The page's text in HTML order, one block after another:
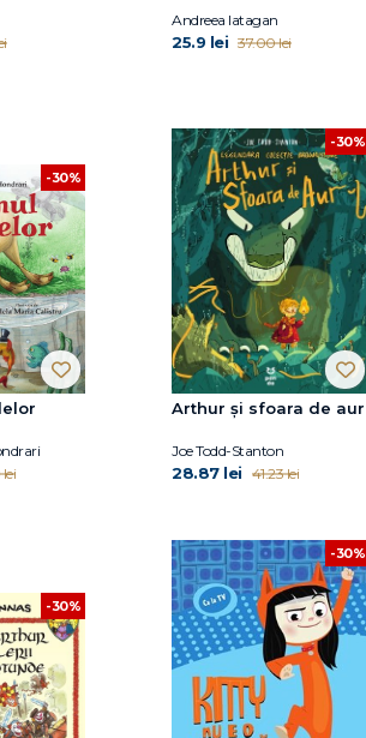
Andreea Iatagan
25.9 lei 37.00 lei
-30%
lei
-30%
Arthur și sfoara de aur
Joe Todd-Stanton
28.87 lei 41.23 lei
-30%
-30%